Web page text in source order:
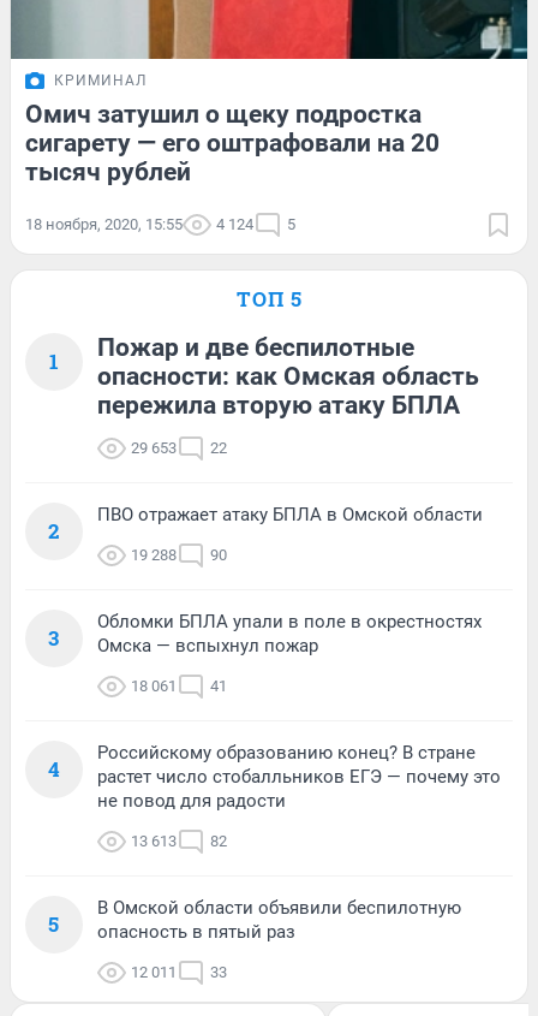
КРИМИНАЛ
Омич затушил о щеку подростка
сигарету — его оштрафовали на 20
тысяч рублей
18 ноября, 2020, 15:55 4 124 5
ТОП 5
1
Пожар и две беспилотные
опасности: как Омская область
пережила вторую атаку БПЛА
29 653 22
2
ПВО отражает атаку БПЛА в Омской области
19 288 90
3
Обломки БПЛА упали в поле в окрестностях
Омска — вспыхнул пожар
18 061 41
4
Российскому образованию конец? В стране
растет число стобалльников ЕГЭ — почему это
не повод для радости
13 613 82
5
В Омской области объявили беспилотную
опасность в пятый раз
12 011 33